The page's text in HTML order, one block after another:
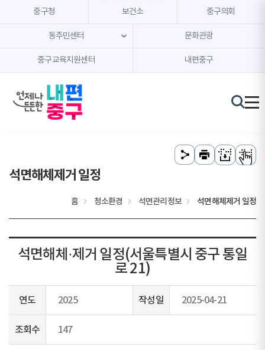
본문 내용 바로가기
주메뉴 바로가기
중구청 보건소 중구의회
동주민센터 문화관광
중구교육지원센터 내편중구
석면해체제거 일정
홈 청소환경 석면관리정보 석면해체제거 일정
석면해체·제거 일정(서울특별시 중구 통일
로 21)
연도 2025 작성일 2025-04-21
조회수 147